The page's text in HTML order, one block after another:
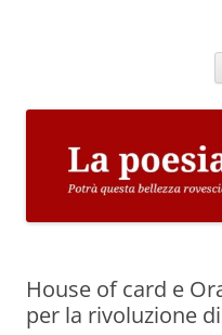
House of card e
per la rivoluzione